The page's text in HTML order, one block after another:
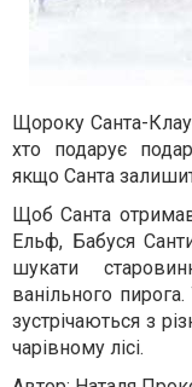
Щороку Санта-
хто подарує
якщо Санта
Щоб Санта
Ельф, Бабуся
шукати
ванільного
зустрічаються з
чарівному лісі.